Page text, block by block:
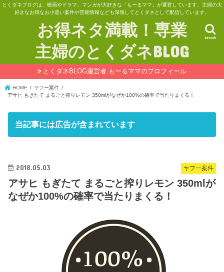
とくダネブログは、映画やドラマ、マンガが大好きな「もーるママ」が運営しています。主婦の大
好きなお得なお小遣い案件や芸能情報なども深堀してとくダネとして配信しています。
お得ネタ満載！専業
主婦のとくダネBLOG
search
とくダネBLOG運営者 もーるママのプロフィール
HOME
ヤフー案件
アサヒ もぎたて まるごと搾りレモン 350mlがなぜか100%の確率で当たりまくる！
当記事には広告が含まれています
ヤフー案件
2018.05.03
アサヒ もぎたて まるごと搾りレモン 350mlが
なぜか100%の確率で当たりまくる！